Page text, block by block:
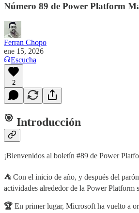
Número 89 de Power Platform
Ferran Chopo
ene 15, 2026
Escucha
2
🎯 Introducción
¡Bienvenidos al boletín #89 de Power
⛺ Con el inicio de año, y después del
actividades alrededor de la Power Platform
🏆 En primer lugar, Microsoft ha vuelto a